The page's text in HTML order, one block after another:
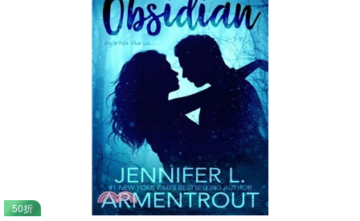
群喵 、 臺灣漫遊錄
50折